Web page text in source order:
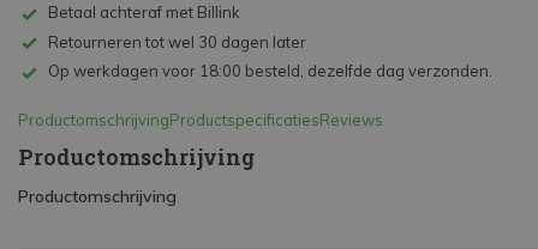
Betaal achteraf met Billink
Retourneren tot wel 30 dagen later
Op werkdagen voor 18:00 besteld, dezelfde dag verzonden.
ProductomschrijvingProductspecificatiesReviews
Productomschrijving
Productomschrijving